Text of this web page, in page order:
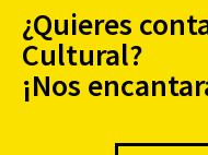
¿Quieres
Cultural?
¡Nos